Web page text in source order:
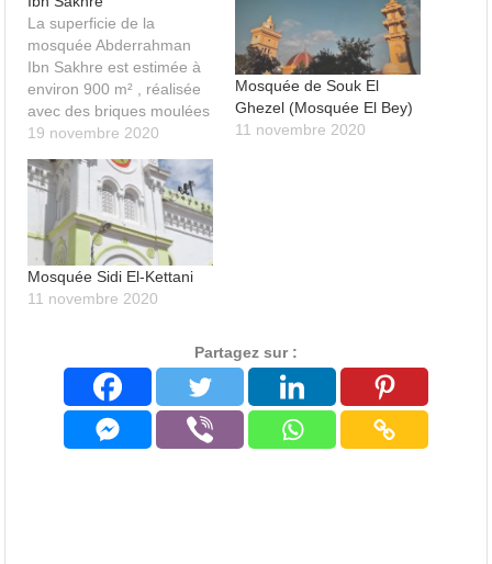
La superficie de la
mosquée Abderrahman
Ibn Sakhre est estimée à
environ 900 m² , réalisée
avec des briques moulées
(technique de la terre
pisée) renforcées de
pierres, de feuilles de
palmier et de bois
(matériaux locaux). La
forme générale de la
mosquée suggère un style
architectural Moravide. Le
monument…
19 novembre 2020
Mosquée de Souk El
Ghezel (Mosquée El Bey)
11 novembre 2020
Mosquée Sidi El-Kettani
11 novembre 2020
Partagez sur :